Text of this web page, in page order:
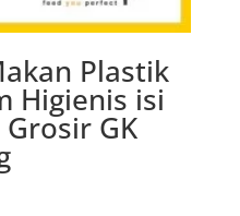
Plastik
Higienis isi
GK